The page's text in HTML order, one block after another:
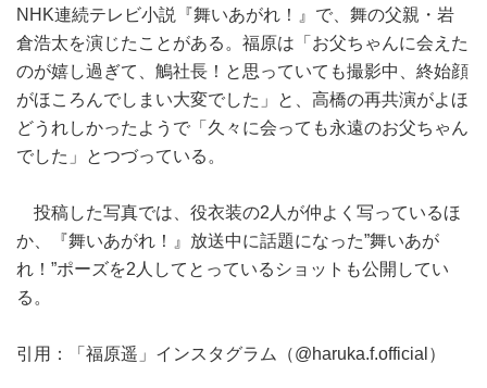
NHK連続テレビ小説『舞いあがれ！』で、舞の父親・岩
倉浩太を演じたことがある。福原は「お父ちゃんに会えた
のが嬉し過ぎて、鵤社長！と思っていても撮影中、終始顔
がほころんでしまい大変でした」と、高橋の再共演がよほ
どうれしかったようで「久々に会っても永遠のお父ちゃん
でした」とつづっている。
投稿した写真では、役衣装の2人が仲よく写っているほ
か、『舞いあがれ！』放送中に話題になった”舞いあが
れ！”ポーズを2人してとっているショットも公開してい
る。
引用：「福原遥」インスタグラム（@haruka.f.official）